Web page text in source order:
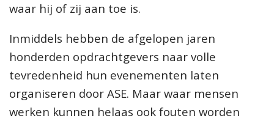
waar hij of zij aan toe is.
Inmiddels hebben de afgelopen jaren
honderden opdrachtgevers naar volle
tevredenheid hun evenementen laten
organiseren door ASE. Maar waar mensen
werken kunnen helaas ook fouten worden